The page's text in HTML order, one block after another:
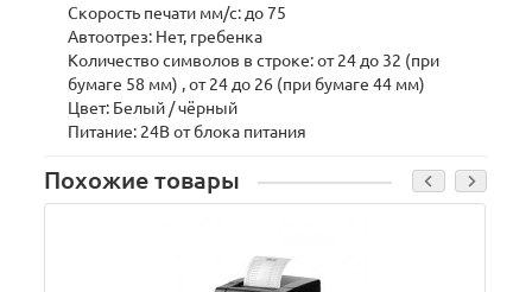
Скорость печати мм/с: до 75
Автоотрез: Нет, гребенка
Количество символов в строке: от 24 до 32 (при
бумаге 58 мм) , от 24 до 26 (при бумаге 44 мм)
Цвет: Белый / чёрный
Питание: 24В от блока питания
Похожие товары